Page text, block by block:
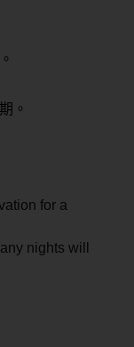
。
for a
nights will